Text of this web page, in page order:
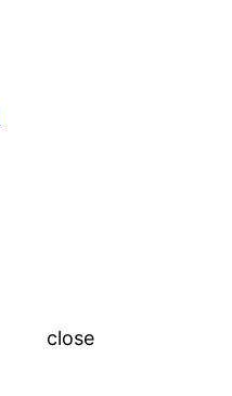
close